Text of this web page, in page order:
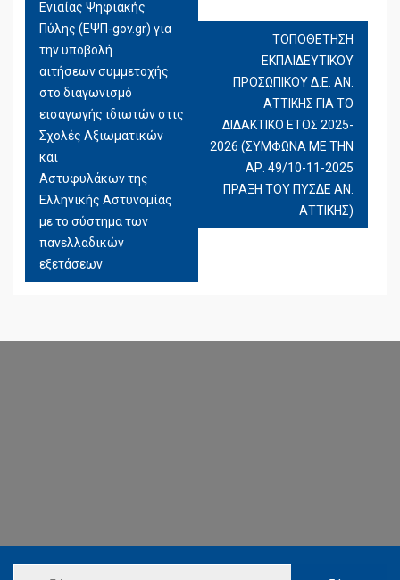
ΆΡΘΡΩΝ
Ενιαίας Ψηφιακής
Πύλης (ΕΨΠ-gov.gr) για
την υποβολή
αιτήσεων συμμετοχής
στο διαγωνισμό
εισαγωγής ιδιωτών στις
Σχολές Αξιωματικών
και
Αστυφυλάκων της
Ελληνικής Αστυνομίας
με το σύστημα των
πανελλαδικών
εξετάσεων
ΤΟΠΟΘΕΤΗΣΗ
ΕΚΠΑΙΔΕΥΤΙΚΟΥ
ΠΡΟΣΩΠΙΚΟΥ Δ.Ε. ΑΝ.
ΑΤΤΙΚΗΣ ΓΙΑ ΤΟ
ΔΙΔΑΚΤΙΚΟ ΕΤΟΣ 2025-
2026 (ΣΥΜΦΩΝΑ ΜΕ ΤΗΝ
ΑΡ. 49/10-11-2025
ΠΡΑΞΗ ΤΟΥ ΠΥΣΔΕ ΑΝ.
ΑΤΤΙΚΗΣ)